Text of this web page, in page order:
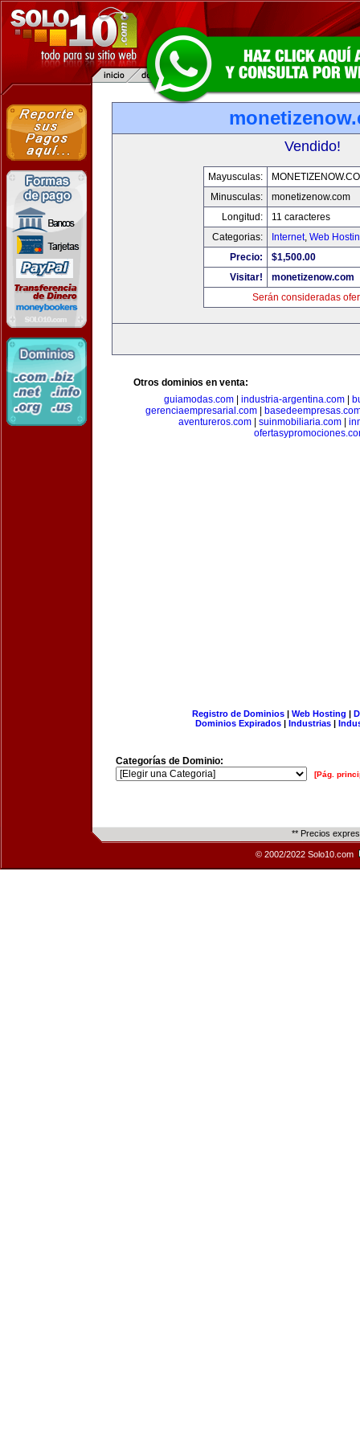
Vendido!
Mayusculas:
Minusculas:
monetizenow.com
Longitud:
11 caracteres
Categorias:
Internet, Web
Precio:
$1,500.00
Visitar!
monetizenow.com
Serán consideradas
Otros dominios en venta:
guiamodas.com| industria-argentina.com|
gerenciaempresarial.com|
aventureros.com| suinmobiliaria.com|
Registro de Dominios| Web Hosting |
Dominios Expirados | Industrias |
Categorías de Dominio:
[Pág.
** Precios
© 2002/2022 Solo10.com